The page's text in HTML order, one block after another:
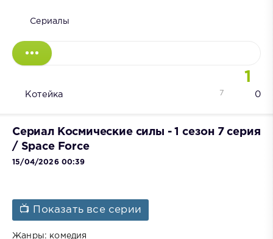
Сериалы
1
Котейка 0
7
Сериал Космические силы - 1 сезон 7 серия
/ Space Force
15/04/2026 00:39
📺 Показать все серии
Жанры: комедия